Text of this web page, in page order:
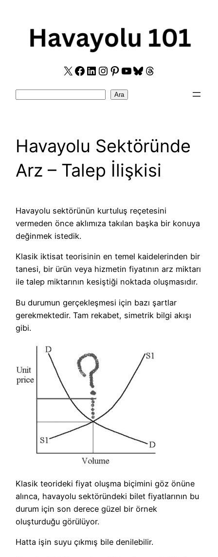
X Facebook
LinkedIn
Instagram
Pinterest
YouTube
Bluesky
Threads
Ara
Havayolu Sektöründe
Arz – Talep İlişkisi
Havayolu sektörünün kurtuluş reçetesini
vermeden önce aklımıza takılan başka bir konuya
değinmek istedik.
Klasik iktisat teorisinin en temel kaidelerinden bir
tanesi, bir ürün veya hizmetin fiyatının arz miktarı
ile talep miktarının kesiştiği noktada oluşmasıdır.
Bu durumun gerçekleşmesi için bazı şartlar
gerekmektedir. Tam rekabet, simetrik bilgi akışı
gibi.
Klasik teorideki fiyat oluşma biçimini göz önüne
alınca, havayolu sektöründeki bilet fiyatlarının bu
durum için son derece güzel bir örnek
oluşturduğu görülüyor.
Hatta işin suyu çıkmış bile denilebilir.